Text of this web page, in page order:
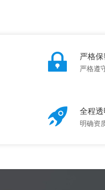
严格
严格遵
全程
明确资